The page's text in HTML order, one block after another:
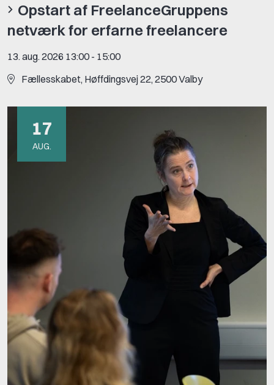
Opstart af FreelanceGruppens
netværk for erfarne freelancere
13. aug. 2026 13:00 - 15:00
Fællesskabet, Høffdingsvej 22, 2500 Valby
17
AUG.